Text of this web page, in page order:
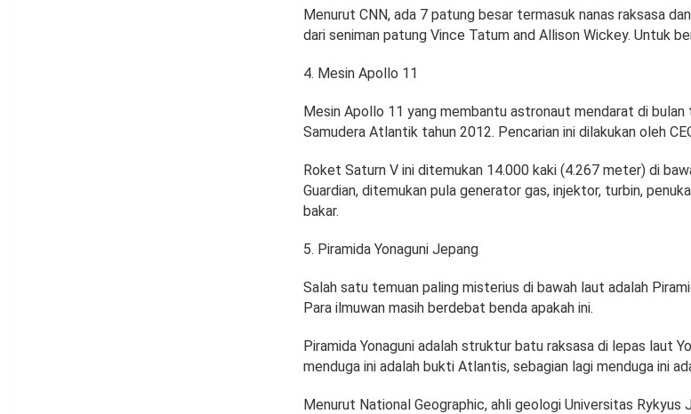
Menurut CNN, ada 7 patung besar termasuk nanas raksasa
dari seniman patung Vince Tatum and Allison Wickey. Untuk
Mesin Apollo 11
Mesin Apollo 11 yang membantu astronaut mendarat di
Samudera Atlantik tahun 2012. Pencarian ini dilakukan oleh
Roket Saturn V ini ditemukan 14.000 kaki (4.267 meter) di
Guardian, ditemukan pula generator gas, injektor, turbin,
bakar.
Piramida Yonaguni Jepang
Salah satu temuan paling misterius di bawah laut adalah
Para ilmuwan masih berdebat benda apakah ini.
Piramida Yonaguni adalah struktur batu raksasa di lepas laut
menduga ini adalah bukti Atlantis, sebagian lagi menduga ini
Menurut National Geographic, ahli geologi Universitas Rykyus